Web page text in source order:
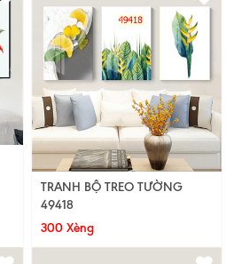
TRANH BỘ TREO TƯỜNG
49418
300 Xèng